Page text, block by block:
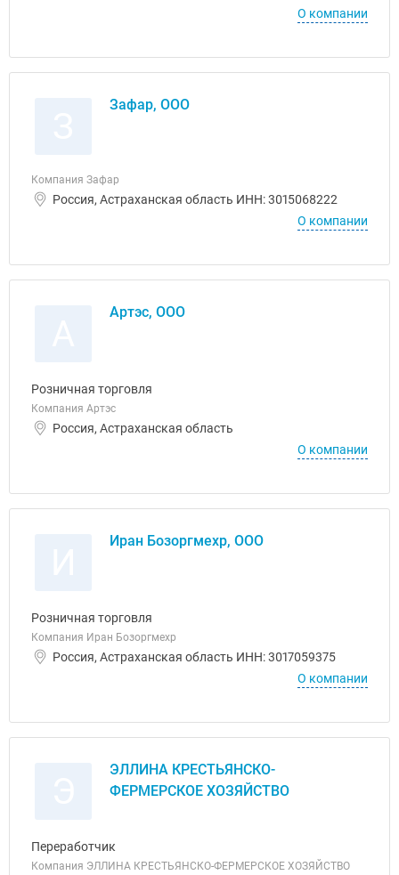
О компании
Зафар, ООО
Компания Зафар
Россия, Астраханская область ИНН: 3015068222
О компании
Артэс, ООО
Розничная торговля
Компания Артэс
Россия, Астраханская область
О компании
Иран Бозоргмехр, ООО
Розничная торговля
Компания Иран Бозоргмехр
Россия, Астраханская область ИНН: 3017059375
О компании
ЭЛЛИНА КРЕСТЬЯНСКО-
ФЕРМЕРСКОЕ ХОЗЯЙСТВО
Переработчик
Компания ЭЛЛИНА КРЕСТЬЯНСКО-ФЕРМЕРСКОЕ ХОЗЯЙСТВО